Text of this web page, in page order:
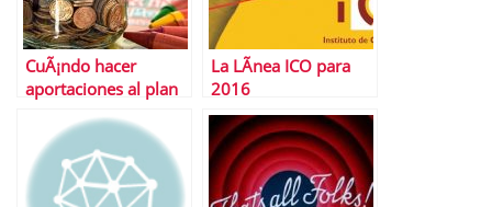
CuÃ¡ndo hacer
aportaciones al plan
de pensiones
La LÃ­nea ICO para
2016